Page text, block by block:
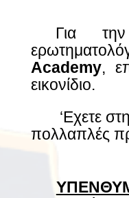
Για
Academy,
εικονίδιο.
‘Εχετε
πολλαπλές